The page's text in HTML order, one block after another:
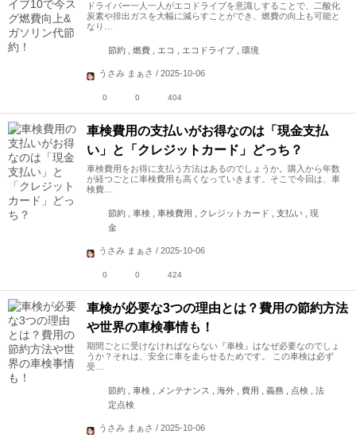
ドライバー一人一人がエコドライブを意識しすることで、二酸化
炭素や排出ガスを大幅に減らすことができ、燃費の向上も可能と
なり…
節約 , 燃費 , エコ , エコドライブ , 環境
うさみ まぁさ / 2025-10-06
0 0 404
車検費用の支払いがお得なのは「現金支払
い」と「クレジットカード」どっち？
車検費用をお得に支払う方法はあるのでしょうか。購入から年数
が経つごとに車検費用も高くなっていきます。そこで今回は、車
検費…
節約 , 車検 , 車検費用 , クレジットカード , 支払い , 現
金
うさみ まぁさ / 2025-10-06
0 0 424
車検が必要な3つの理由とは？費用の節約方法
や世界の車検事情も！
期間ごとに受けなければならない『車検』はなぜ必要なのでしょ
うか？それは、安全に車を走らせるためです。 この車検は必ず
受…
節約 , 車検 , メンテナンス , 海外 , 費用 , 義務 , 点検 , 法
定点検
うさみ まぁさ / 2025-10-06